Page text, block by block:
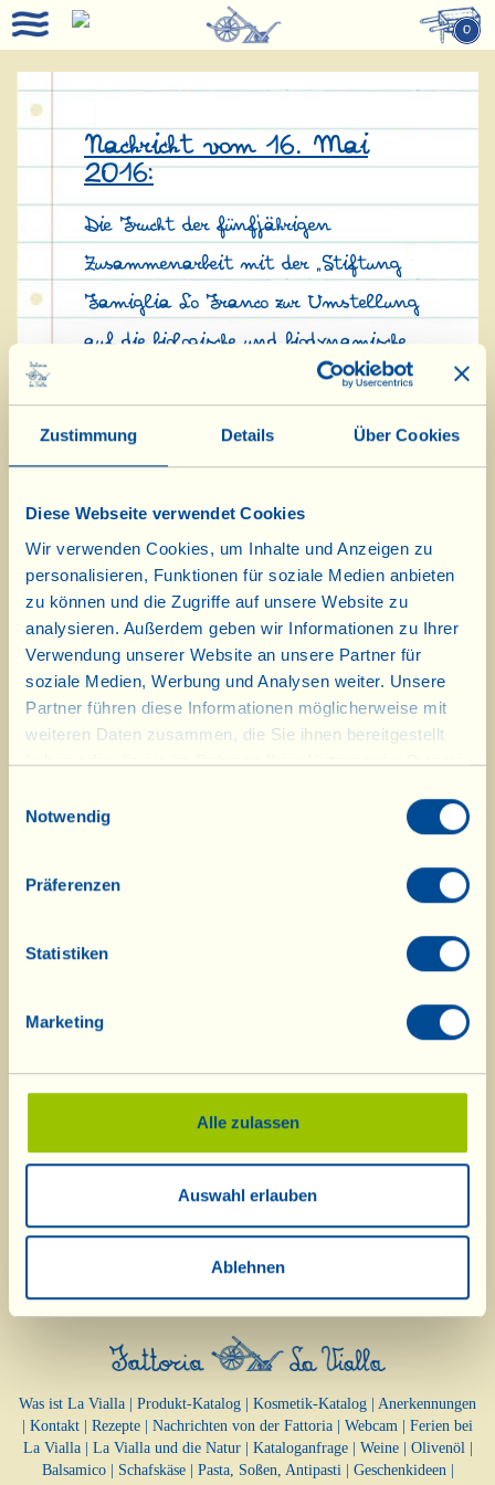
Zustimmung Details Über Cookies
Diese Webseite verwendet Cookies
Wir verwenden Cookies, um Inhalte und Anzeigen zu
personalisieren, Funktionen für soziale Medien anbieten
zu können und die Zugriffe auf unsere Website zu
analysieren. Außerdem geben wir Informationen zu Ihrer
Verwendung unserer Website an unsere Partner für
soziale Medien, Werbung und Analysen weiter. Unsere
Partner führen diese Informationen möglicherweise mit
weiteren Daten zusammen, die Sie ihnen bereitgestellt
haben oder die sie im Rahmen Ihrer Nutzung der Dienste
Notwendig
Präferenzen
Statistiken
Marketing
Alle zulassen
Auswahl erlauben
Ablehnen
0
Nachricht vom 16. Mai
2016:
Die Frucht der fünfjährigen
Zusammenarbeit mit der „Stiftung
Famiglia Lo Franco zur Umstellung
auf die biologische und biodynamische
Landwirtschaft“ ist die Geburt zweier
von Oliven aus
landwirtschaftlichen Betrieben, die
mit der Unterstützung und dem
Know-how der Fattoria La Vialla
und der Stiftung auf die biologische
Anbaumethode umgestellt haben.
Hier finden Sie den Online-
Was ist La Vialla Produkt-Katalog Kosmetik-Katalog
Anerkennungen
Kontakt Rezepte Nachrichten von der Fattoria Webcam
Ferien bei
La Vialla| La Vialla und die Natur| Kataloganfrage| Weine| Olivenöl|
Balsamico| Schafskäse| Pasta, Soßen, Antipasti| Geschenkideen|